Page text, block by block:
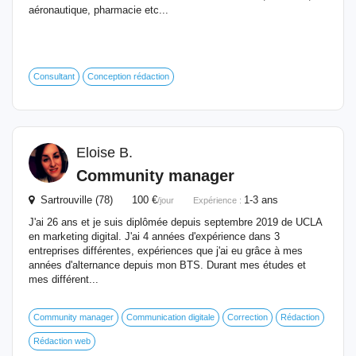
aéronautique, pharmacie etc...
Consultant Conception rédaction
Eloise B.
Community manager
Sartrouville (78) 100 €/jour Expérience : 1-3 ans
J'ai 26 ans et je suis diplômée depuis septembre 2019 de UCLA
en marketing digital. J'ai 4 années d'expérience dans 3
entreprises différentes, expériences que j'ai eu grâce à mes
années d'alternance depuis mon BTS. Durant mes études et
mes différent...
Community manager Communication digitale Correction Rédaction
Rédaction web